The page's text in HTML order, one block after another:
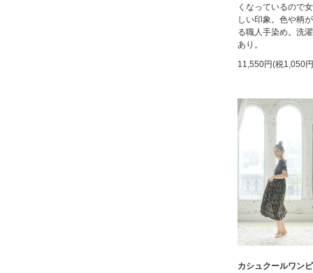
くなっているので
しい印象。色や柄
る職人手染め。洗
あり。
11,550円(税1,050
カシュクールワン